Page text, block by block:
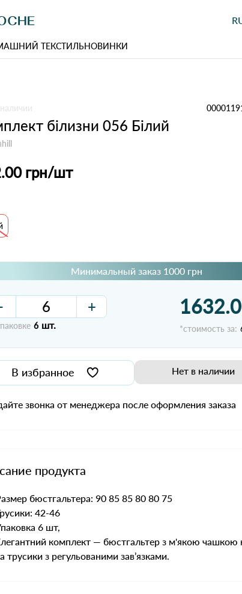
ТЕКСТИЛЬНОВИНКИ
білизни 056 Білий
грн/шт
Минимальный заказ 1000 грн
+
6 шт. *стоимость за:
В избранное Нет в наличии
звонка от менеджера после оформления заказа
продукта
бюстгальтера: 90 85 85 80 80 75
42-46
6 шт,
комплект — бюстгальтер з м'якою чашкою
трусики з регульованими зав’язками.